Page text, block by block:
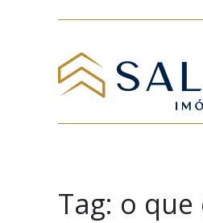
Tag: o que